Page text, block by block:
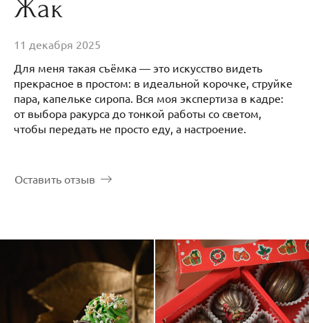
Жак
11 декабря 2025
Для меня такая съёмка — это искусство видеть
прекрасное в простом: в идеальной корочке, струйке
пара, капельке сиропа. Вся моя экспертиза в кадре:
от выбора ракурса до тонкой работы со светом,
чтобы передать не просто еду, а настроение.
Оставить отзыв